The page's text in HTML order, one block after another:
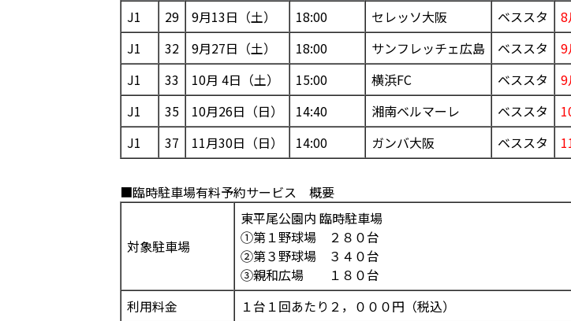
J1
29 9月13日（土） 18:00 セレッソ大阪 ベススタ
8
J1
32 9月27日（土） 18:00 サンフレッチェ広島 ベススタ
9
J1
33 10月 4日（土） 15:00 横浜FC ベススタ
9
J1
35 10月26日（日） 14:40 湘南ベルマーレ ベススタ
J1
37 11月30日（日） 14:00 ガンバ大阪 ベススタ
■臨時駐車場有料予約サービス 概要
対象駐車場
東平尾公園内 臨時駐車場
①第１野球場 ２８０台
➁第３野球場 ３４０台
③親和広場 １８０台
利用料金
１台１回あたり２，０００円（税込）